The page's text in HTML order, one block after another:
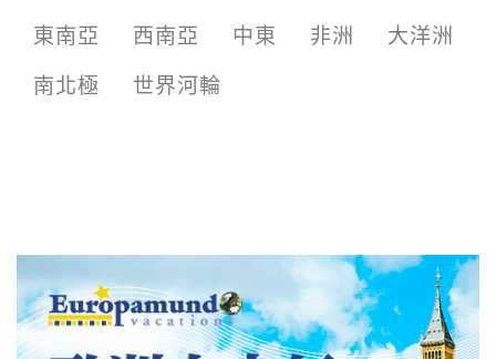
東南亞
西南亞 中東 非洲
大洋洲
南北極
世界河輪